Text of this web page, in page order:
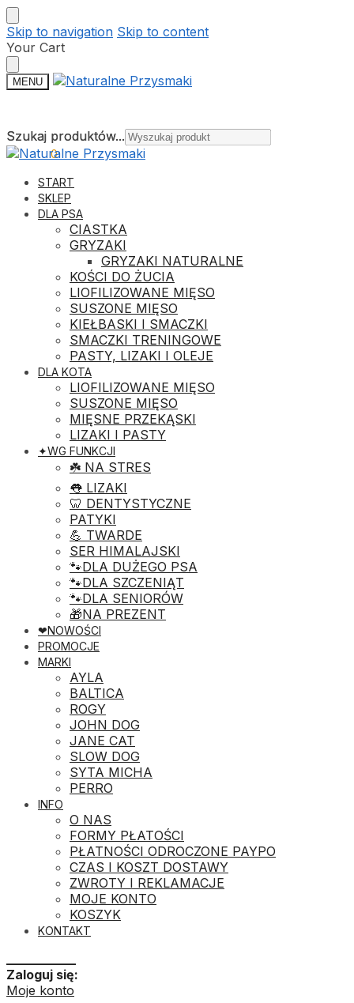
Skip to navigation Skip to content
Your Cart
MENU
Szukaj produktów...
0,00ZŁ 0
Szukaj produktów...
START
SKLEP
DLA PSA
CIASTKA
GRYZAKI
GRYZAKI NATURALNE
KOŚCI DO ŻUCIA
LIOFILIZOWANE MIĘSO
SUSZONE MIĘSO
KIEŁBASKI I SMACZKI
SMACZKI TRENINGOWE
PASTY, LIZAKI I OLEJE
DLA KOTA
LIOFILIZOWANE MIĘSO
SUSZONE MIĘSO
MIĘSNE PRZEKĄSKI
LIZAKI I PASTY
✦WG FUNKCJI
☘️ NA STRES
👅 LIZAKI
🦷 DENTYSTYCZNE
PATYKI
💪 TWARDE
SER HIMALAJSKI
🐾DLA DUŻEGO PSA
🐾DLA SZCZENIĄT
🐾DLA SENIORÓW
🎁NA PREZENT
❤︎NOWOŚCI
PROMOCJE
MARKI
AYLA
BALTICA
ROGY
JOHN DOG
JANE CAT
SLOW DOG
SYTA MICHA
PERRO
INFO
O NAS
FORMY PŁATOŚCI
PŁATNOŚCI ODROCZONE PAYPO
CZAS I KOSZT DOSTAWY
ZWROTY I REKLAMACJE
MOJE KONTO
KOSZYK
KONTAKT
Zaloguj się:
Moje konto